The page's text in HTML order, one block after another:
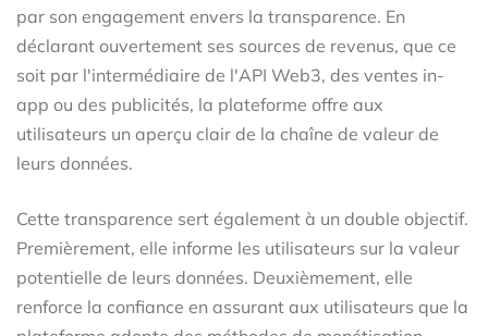
par son engagement envers la transparence. En
déclarant ouvertement ses sources de revenus, que ce
soit par l'intermédiaire de l'API Web3, des ventes in-
app ou des publicités, la plateforme offre aux
utilisateurs un aperçu clair de la chaîne de valeur de
leurs données.
Cette transparence sert également à un double objectif.
Premièrement, elle informe les utilisateurs sur la valeur
potentielle de leurs données. Deuxièmement, elle
renforce la confiance en assurant aux utilisateurs que la